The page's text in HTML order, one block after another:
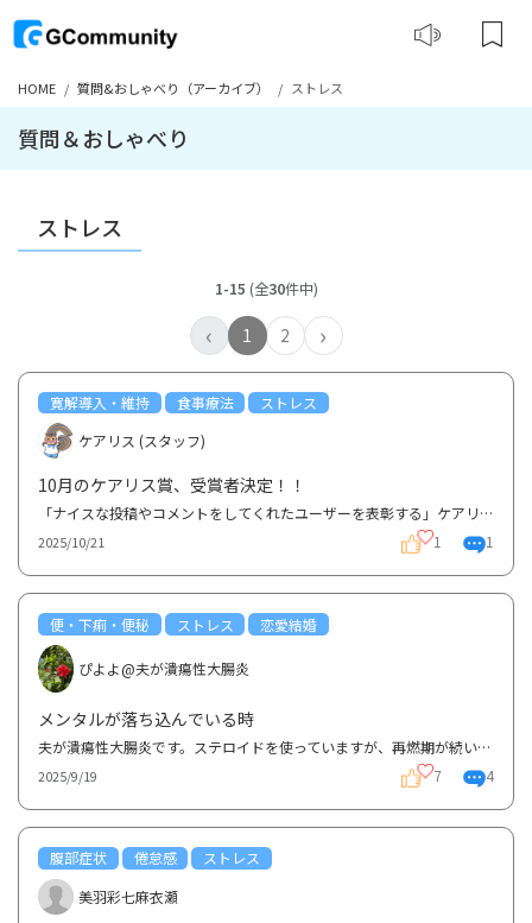
HOME 質問&おしゃべり（アーカイブ） ストレス
質問＆おしゃべり
ストレス
1-15 (全30件中)
‹ 1 2 ›
寛解導入・維持 食事療法
ストレス
ケアリス (スタッフ)
10月のケアリス賞、受賞者決定！！
「ナイスな投稿やコメントをしてくれたユーザーを表彰する」ケアリス賞ですが、 今月の受賞者は、7～9...
2025/10/21 1 1
便・下痢・便秘 ストレス 恋愛結婚
ぴよよ@夫が潰瘍性大腸炎
メンタルが落ち込んでいる時
夫が潰瘍性大腸炎です。ステロイドを使っていますが、再燃期が続いてしまっています。 腹痛もあり、ト...
2025/9/19 7 4
腹部症状 倦怠感
ストレス
美羽彩七麻衣瀬